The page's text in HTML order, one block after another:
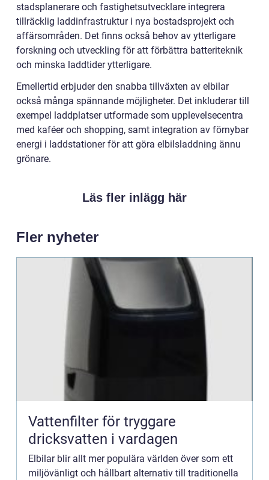
stadsplanerare och fastighetsutvecklare integrera
tillräcklig laddinfrastruktur i nya bostadsprojekt och
affärsområden. Det finns också behov av ytterligare
forskning och utveckling för att förbättra batteriteknik
och minska laddtider ytterligare.
Emellertid erbjuder den snabba tillväxten av elbilar
också många spännande möjligheter. Det inkluderar till
exempel laddplatser utformade som upplevelsecentra
med kaféer och shopping, samt integration av förnybar
energi i laddstationer för att göra elbilsladdning ännu
grönare.
Läs fler inlägg här
Fler nyheter
Vattenfilter för tryggare
dricksvatten i vardagen
Elbilar blir allt mer populära världen över som ett
miljövänligt och hållbart alternativ till traditionella